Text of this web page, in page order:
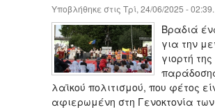
Υποβλήθηκε στις Τρί, 24/06/2025 - 02:39.
Βραδιά
για την
γιορτή της
λαϊκού πολιτισμού, που φέτος
αφιερωμένη στη Γενοκτονία των